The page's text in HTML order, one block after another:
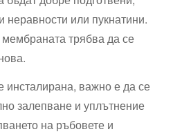
неравности или пукнатини.
трябва да се
инсталирана, важно е да се
⁣залепване⁤ и уплътнение
на​ ръбовете и